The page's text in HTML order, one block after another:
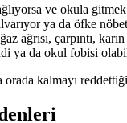
ve okula
ya da öfke
ağrısı, çarpıntı,
ya da okul fobisi
kalmayı